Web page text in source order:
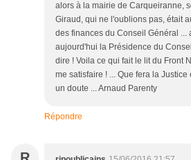
alors à la mairie de Carqueiranne,
Giraud, qui ne l'oublions pas, était
des finances du Conseil Général ...
aujourd'hui la Présidence du
dire ! Voila ce qui fait le lit du Front
me satisfaire ! ... Que fera la
un doute ... Arnaud Parenty
Répondre